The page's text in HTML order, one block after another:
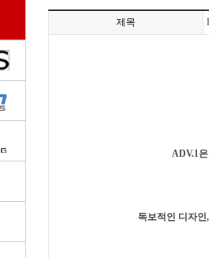
제목
ADV.1
독보적인 디자